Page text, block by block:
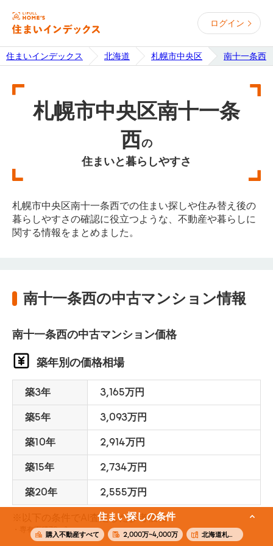
ログイン
住まいインデックス 北海道 札幌市中央区 南十一条西
札幌市中央区南十一条
西の
住まいと暮らしやすさ
札幌市中央区南十一条西での住まい探しや住み替え後の
暮らしやすさの確認に役立つような、不動産や暮らしに
関する情報をまとめました。
南十一条西の中古マンション情報
南十一条西の中古マンション価格
築年別の価格相場
築3年 3,165万円
築5年 3,093万円
築10年 2,914万円
築15年 2,734万円
築20年 2,555万円
※以下の条件でAI査定した参考価格
専有面積70m²
住まい探しの条件
購入不動産すべて 2,000万~4,000万 北海道札幌市中央区南十一条西